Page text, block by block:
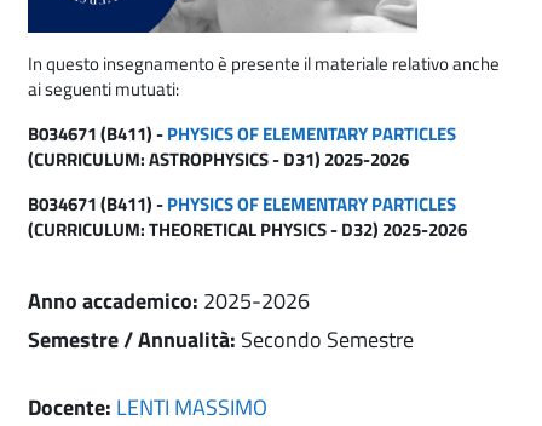
In questo insegnamento è presente il materiale relativo anche
ai seguenti mutuati:
B034671 (B411) -PHYSICS OF ELEMENTARY PARTICLES
(CURRICULUM: ASTROPHYSICS - D31) 2025-2026
B034671 (B411) -PHYSICS OF ELEMENTARY PARTICLES
(CURRICULUM: THEORETICAL PHYSICS - D32) 2025-2026
Anno accademico: 2025-2026
Semestre / Annualità: Secondo Semestre
Docente: LENTI MASSIMO